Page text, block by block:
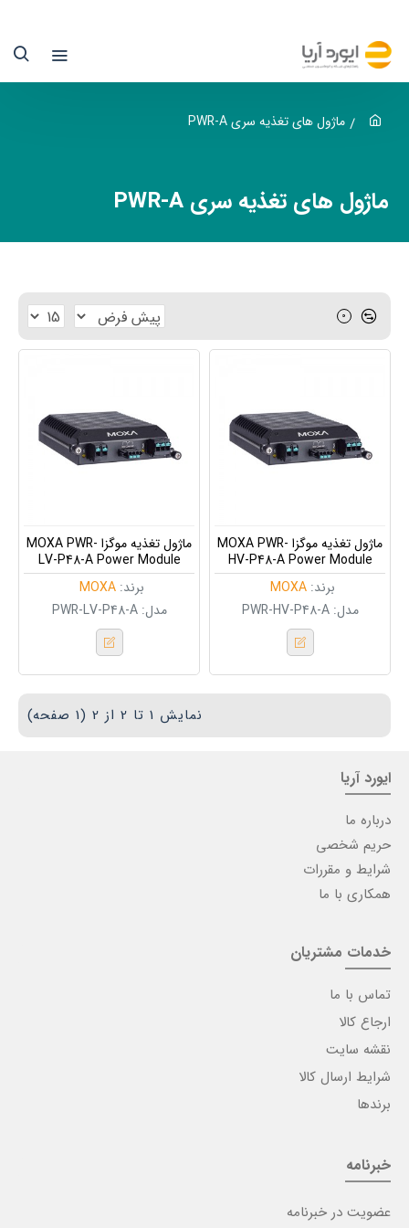
های
تغذیه
سری
موگزا
ایوردآریا
تنها
رسمی
موگزا
ماژول های تغذیه سری PWR-A
ماژول های تغذیه سری PWR-A
0
برند: MOXA
مدل: PWR-HV-P48-A
ماژول تغذیه موگزا MOXA PWR-
HV-P48-A Power Module
برند: MOXA
مدل: PWR-LV-P48-A
ماژول تغذیه موگزا MOXA PWR-
LV-P48-A Power Module
نمایش 1 تا 2 از 2 (1 صفحه)
ایورد آریا
درباره ما
حریم شخصی
شرایط و مقررات
همکاری با ما
خدمات مشتریان
تماس با ما
ارجاع کالا
نقشه سایت
شرایط ارسال کالا
برندها
خبرنامه
عضویت در خبرنامه